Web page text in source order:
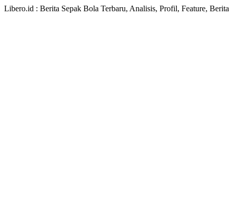
Libero.id : Berita Sepak Bola Terbaru, Analisis, Profil, Feature,